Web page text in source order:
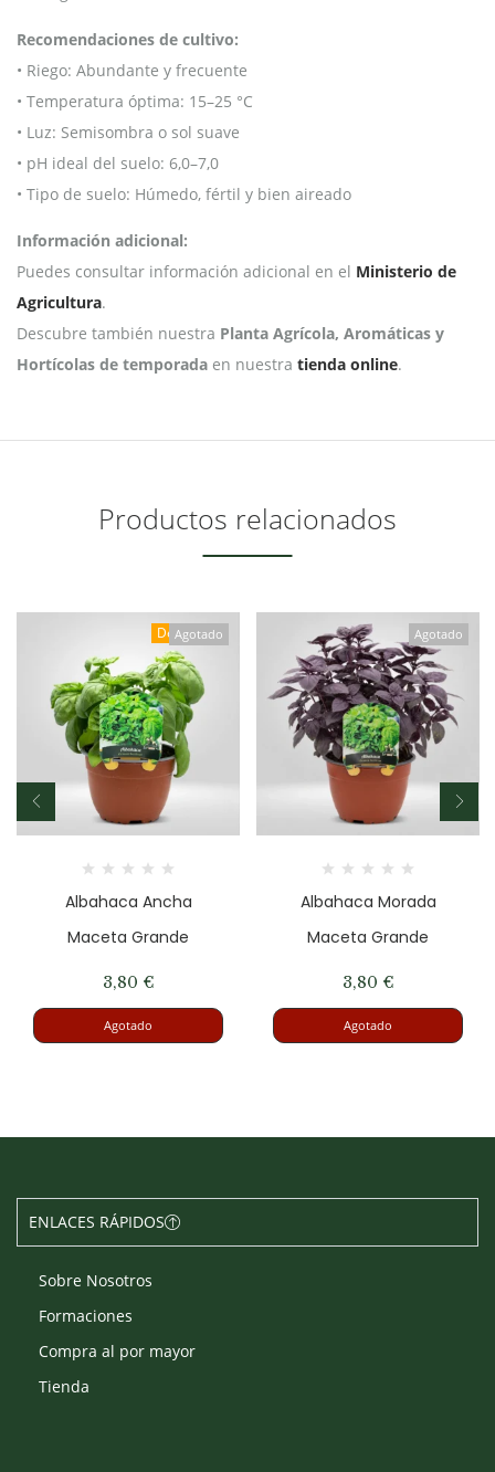
Recomendaciones de cultivo:
• Riego: Abundante y frecuente
• Temperatura óptima: 15–25 °C
• Luz: Semisombra o sol suave
• pH ideal del suelo: 6,0–7,0
• Tipo de suelo: Húmedo, fértil y bien aireado
Información adicional:
Puedes consultar información adicional en el Ministerio de
Agricultura.
Descubre también nuestra Planta Agrícola, Aromáticas y
Hortícolas de temporada en nuestra tienda online.
Productos relacionados
Destacado
Agotado
Albahaca Ancha
Maceta Grande
3,80 €
Agotado
Agotado
Albahaca Morada
Maceta Grande
3,80 €
Agotado
ENLACES RÁPIDOS
Sobre Nosotros
Formaciones
Compra al por mayor
Tienda